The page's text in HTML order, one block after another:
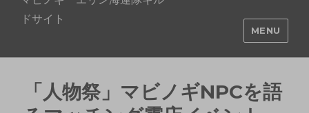
ドサイト
MENU
「人物祭」マビノギNPCを語